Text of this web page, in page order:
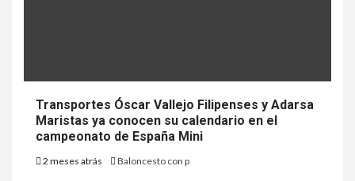
Transportes Óscar Vallejo Filipenses y Adarsa
Maristas ya conocen su calendario en el
campeonato de España Mini
2 meses atrás Baloncesto con p